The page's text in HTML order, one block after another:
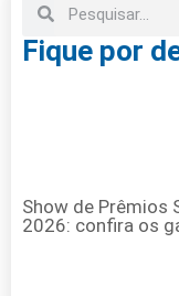
Fique por
Show de Prêmios
2026: confira os